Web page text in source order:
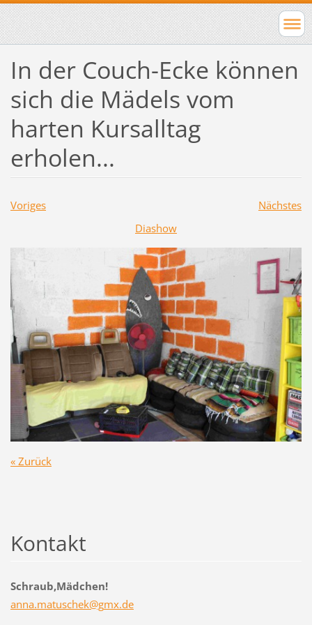
In der Couch-Ecke können
sich die Mädels vom
harten Kursalltag
erholen...
Voriges
Nächstes
Diashow
« Zurück
Kontakt
Schraub,Mädchen!
anna.matuschek@gmx.de